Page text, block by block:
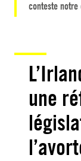
conteste notre
une